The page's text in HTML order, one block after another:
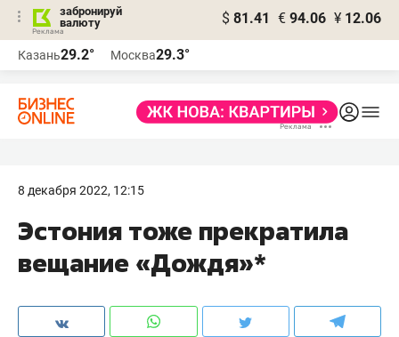
забронируй
валюту
$ 81.41 € 94.06 ¥ 12.06
Казань29.2° Москва29.3°
8 декабря 2022, 12:15
Эстония тоже прекратила
вещание «Дождя»*